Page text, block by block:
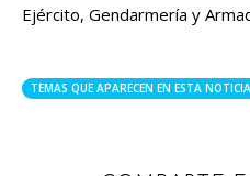
Ejército, Gendarmería y
TEMAS QUE APARECEN EN ESTA